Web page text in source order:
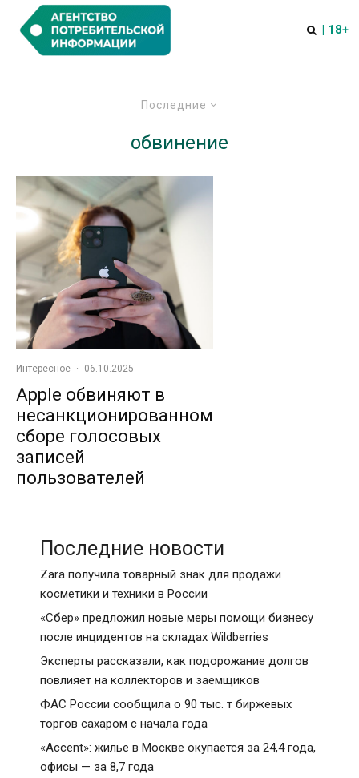
| 18+
Последние
обвинение
Интересное · 06.10.2025
Apple обвиняют в
несанкционированном
сборе голосовых
записей
пользователей
Последние новости
Zara получила товарный знак для продажи
косметики и техники в России
«Сбер» предложил новые меры помощи бизнесу
после инцидентов на складах Wildberries
Эксперты рассказали, как подорожание долгов
повлияет на коллекторов и заемщиков
ФАС России сообщила о 90 тыс. т биржевых
торгов сахаром с начала года
«Accent»: жилье в Москве окупается за 24,4 года,
офисы — за 8,7 года